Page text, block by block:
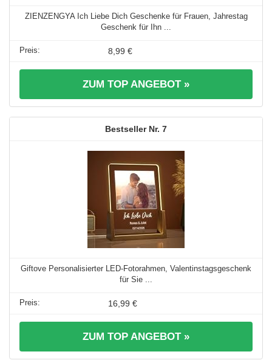
ZIENZENGYA Ich Liebe Dich Geschenke für Frauen, Jahrestag
Geschenk für Ihn ...
8,99 €
ZUM TOP ANGEBOT »
7
Giftove Personalisierter LED-Fotorahmen, Valentinstagsgeschenk
für Sie ...
16,99 €
ZUM TOP ANGEBOT »